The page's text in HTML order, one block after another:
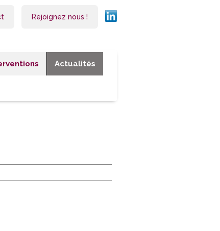
Rejoignez nous !
Actualités